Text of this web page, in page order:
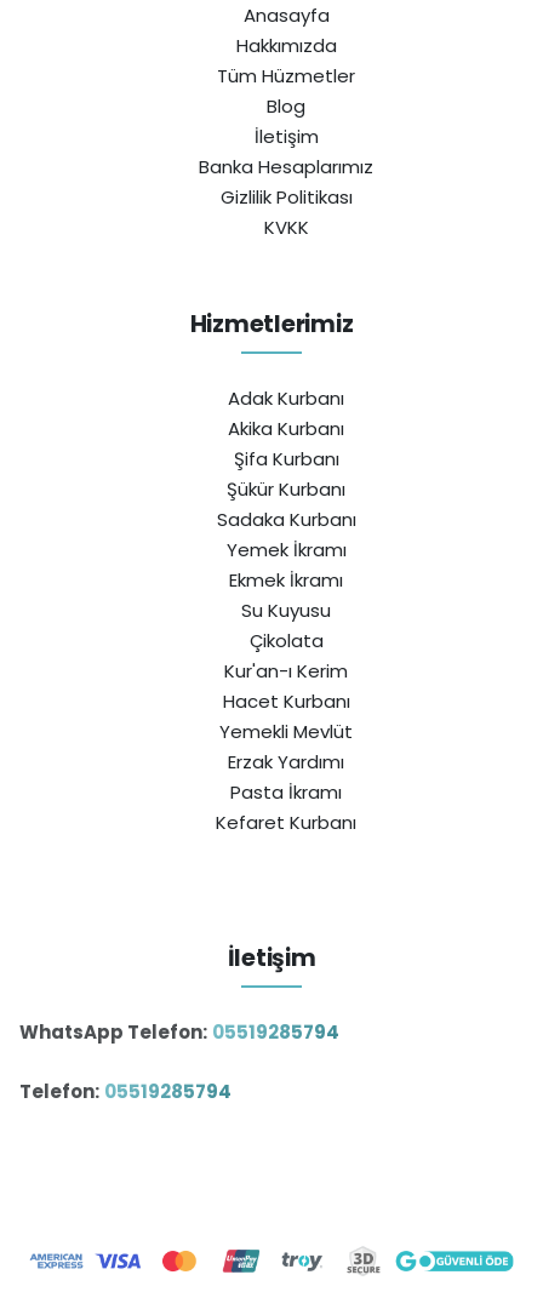
Anasayfa
Hakkımızda
Tüm Hüzmetler
Blog
İletişim
Banka Hesaplarımız
Gizlilik Politikası
KVKK
Hizmetlerimiz
Adak Kurbanı
Akika Kurbanı
Şifa Kurbanı
Şükür Kurbanı
Sadaka Kurbanı
Yemek İkramı
Ekmek İkramı
Su Kuyusu
Çikolata
Kur'an-ı Kerim
Hacet Kurbanı
Yemekli Mevlüt
Erzak Yardımı
Pasta İkramı
Kefaret Kurbanı
İletişim
WhatsApp Telefon: 05519285794
Telefon: 05519285794